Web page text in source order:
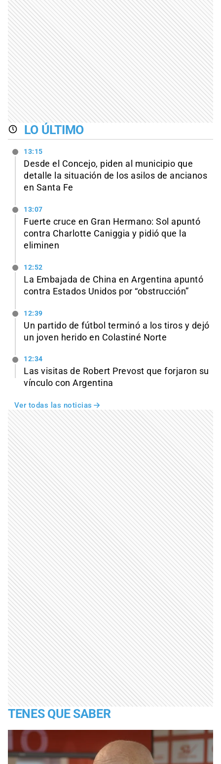
LO ÚLTIMO
13:15
Desde el Concejo, piden al municipio que
detalle la situación de los asilos de ancianos
en Santa Fe
13:07
Fuerte cruce en Gran Hermano: Sol apuntó
contra Charlotte Caniggia y pidió que la
eliminen
12:52
La Embajada de China en Argentina apuntó
contra Estados Unidos por “obstrucción”
12:39
Un partido de fútbol terminó a los tiros y dejó
un joven herido en Colastiné Norte
12:34
Las visitas de Robert Prevost que forjaron su
vínculo con Argentina
Ver todas las noticias
TENES QUE SABER